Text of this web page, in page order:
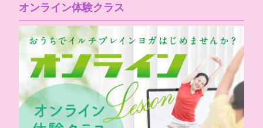
オンライン体験クラス